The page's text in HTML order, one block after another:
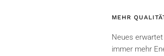
MEHR
Neues
immer mehr